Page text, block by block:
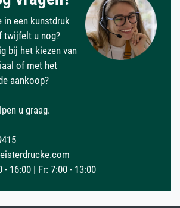
in een kunstdruk
twijfelt u nog?
bij het kiezen van
of met het
aankoop?
u graag.
- 16:00 | Fr: 7:00 - 13:00